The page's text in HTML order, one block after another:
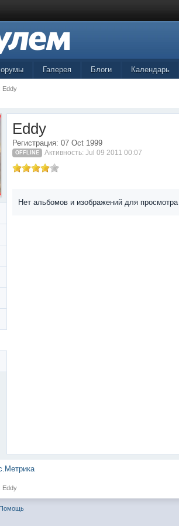
Галерея Блоги Календарь
Eddy
Eddy
Регистрация: 07 Oct 1999
OFFLINE Активность: Jul 09 2011 00:07
Нет альбомов и изображений для просмотра
Eddy
Помощь